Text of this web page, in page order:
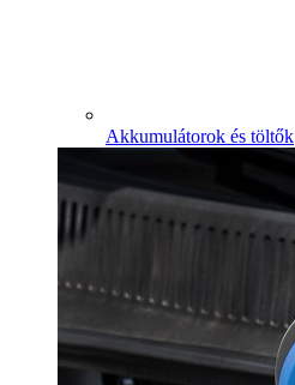
Akkumulátorok és töltők